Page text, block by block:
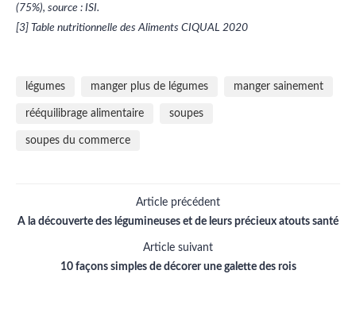
(75%), source : ISI.
[3] Table nutritionnelle des Aliments CIQUAL 2020
légumes manger plus de légumes manger sainement
rééquilibrage alimentaire soupes
soupes du commerce
Article précédent
A la découverte des légumineuses et de leurs précieux atouts santé
Article suivant
10 façons simples de décorer une galette des rois